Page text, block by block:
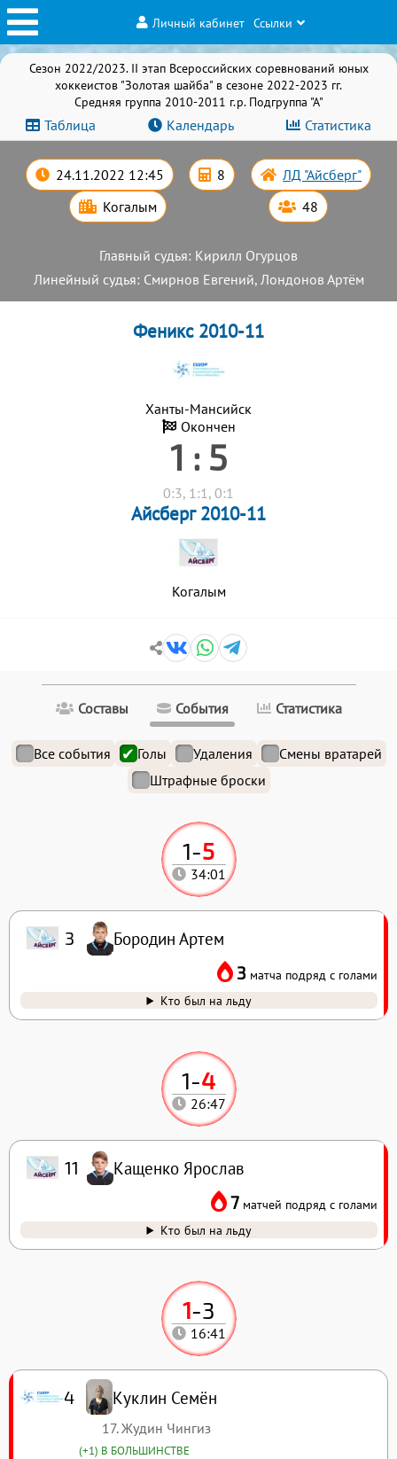
Личный кабинет Ссылки
Сезон 2022/2023. II этап Всероссийских соревнований юных
хоккеистов "Золотая шайба" в сезоне 2022-2023 гг.
Средняя группа 2010-2011 г.р. Подгруппа "А"
Таблица Календарь Статистика
24.11.2022 12:45 8 ЛД "Айсберг"
Когалым 48
Главный судья: Кирилл Огурцов
Линейный судья: Смирнов Евгений, Лондонов Артём
Феникс 2010-11
Ханты-Мансийск
Окончен
1 : 5
0:3, 1:1, 0:1
Айсберг 2010-11
Когалым
Составы События Статистика
Все события Голы Удаления
Смены вратарей
Штрафные броски
1-3
16:41
4 Куклин Семён
17. Жудин Чингиз
(+1) В БОЛЬШИНСТВЕ
1-4
26:47
11 Кащенко Ярослав
7 матчей подряд с голами
Кто был на льду
1-5
34:01
3 Бородин Артем
3 матча подряд с голами
Кто был на льду